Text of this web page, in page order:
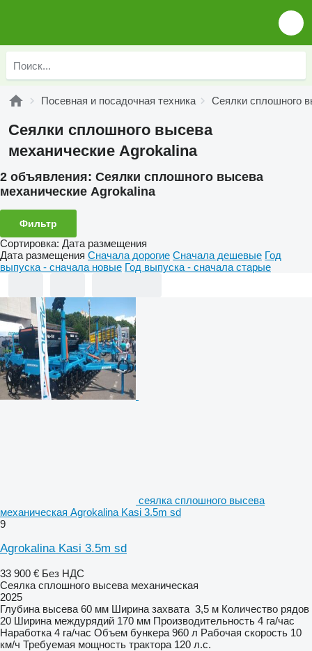
Посевная и посадочная техника Сеялки сплошного
Сеялки сплошного высева
механические Agrokalina
2 объявления: Сеялки сплошного высева
механические Agrokalina
Фильтр
Сортировка: Дата размещения
Дата размещения Сначала дорогие Сначала дешевые Год
выпуска - сначала новые Год выпуска - сначала старые
сеялка сплошного высева
механическая Agrokalina Kasi 3.5m sd
9
Agrokalina Kasi 3.5m sd
33 900 € Без НДС
Сеялка сплошного высева механическая
2025
Глубина высева 60 мм Ширина захвата 3,5 м Количество рядов
20 Ширина междурядий 170 мм Производительность 4 га/час
Наработка 4 га/час Объем бункера 960 л Рабочая скорость 10
км/ч Требуемая мощность трактора 120 л.с.